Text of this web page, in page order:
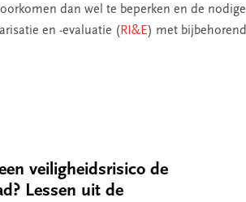
dan wel te beperken en de nodige
en -evaluatie ( RI&E) met bijbehorend
veiligheidsrisico de
Lessen uit de